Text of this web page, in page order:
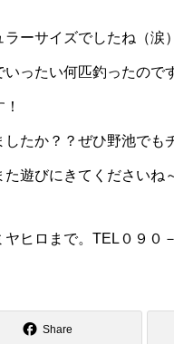
ーサイズでしたね（涙）
ったい何匹釣ったので
たか？？ぜひ野池でも
遊びにきてくださいね
ヒロまで。TEL０９０
Share